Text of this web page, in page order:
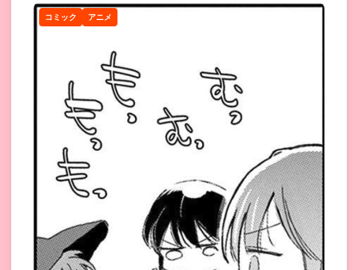
コミック アニメ